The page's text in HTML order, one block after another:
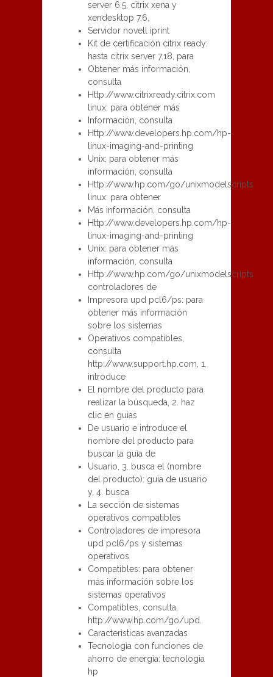
server 6.5, citrix xena y
xendesktop 7.6,
Servidor novell iprint
Kit de certificación citrix ready:
hasta citrix server 7.18, para
Obtener más información,
consulta
Http://www.citrixready.citrix.com
linux: para obtener más
Información, consulta
Http://www.developers.hp.com/hp-
linux-imaging-and-printing
Unix: para obtener más
información, consulta
Http://www.hp.com/go/unixmodelscripts
linux: para obtener
Más información, consulta
Http://www.developers.hp.com/hp-
linux-imaging-and-printing
Unix: para obtener más
información, consulta
Http://www.hp.com/go/unixmodelscripts
controladores de
Impresora upd pcl6/ps: para
obtener más información
sobre los sistemas
Operativos compatibles,
consulta
http://www.support.hp.com, 1.
introduce
El nombre del producto para
realizar la búsqueda, 2. haz
clic en guìas
De usuario e introduce el
nombre del producto para
buscar la guìa de
Usuario, 3. busca el (nombre
del producto): guìa de usuario
y, 4. busca
La sección de sistemas
operativos compatibles
Controladores de impresora
upd pcl6/ps y sistemas
operativos
Compatibles: para obtener
más información sobre los
sistemas operativos
Compatibles, consulta,
http://www.hp.com/go/upd.
Caracterìsticas avanzadas
Tecnologìa con funciones de
ahorro de energìa: tecnologìa
hp